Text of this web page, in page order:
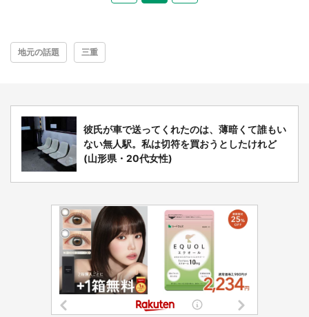
都道府選択
地元の話題 三重
彼氏が車で送ってくれたのは、薄暗くて誰もい
ない無人駅。私は切符を買おうとしたけれど
(山形県・20代女性)